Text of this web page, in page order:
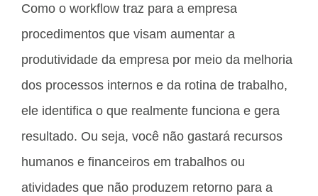
Como o workflow traz para a empresa
procedimentos que visam aumentar a
produtividade da empresa por meio da melhoria
dos processos internos e da rotina de trabalho,
ele identifica o que realmente funciona e gera
resultado. Ou seja, você não gastará recursos
humanos e financeiros em trabalhos ou
atividades que não produzem retorno para a